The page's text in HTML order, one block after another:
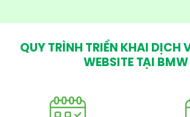
QUY TRÌNH TRIỂN KHAI DỊCH
WEBSITE TẠI BMW